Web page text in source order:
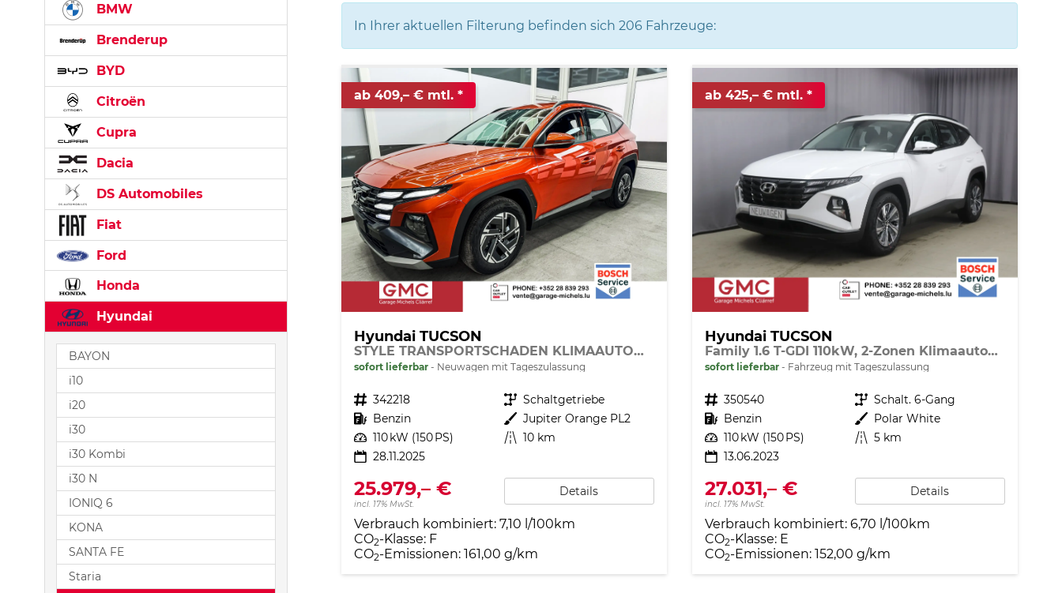
In Ihrer aktuellen Filterung befinden sich 206Fahrzeuge:
ab 409,– € mtl.
Hyundai TUCSON
STYLE TRANSPORTSCHADEN KLIMAAUTOMATIK TOTWINKEL NAVI SHZ RFK PDC
sofort lieferbar Neuwagen mit Tageszulassung
Fahrzeugnr. 342218 Getriebe Schaltgetriebe
Kraftstoff Benzin Außenfarbe Jupiter Orange PL2
Leistung 110 kW (150 PS) Kilometerstand 10 km
28.11.2025
25.979,– €
incl. 17% MwSt.
Details
Verbrauch kombiniert: 7,10 l/100km
CO2-Klasse: F
CO2-Emissionen: 161,00 g/km
ab 425,– € mtl.
Hyundai TUCSON
Family 1.6 T-GDI 110kW, 2-Zonen Klimaautomatik, Sitzheizung, AppleCarPlay&Android Auto, Freisprecheinrichtung, Radio DAB, Verkehrszeichenerkennung, Rückfahrkamera, eCall Notrufsystem, 17 Zoll Leichtmetallfelgen, uvm.
sofort lieferbar Fahrzeug mit Tageszulassung
Fahrzeugnr. 350540 Getriebe Schalt. 6-Gang
Kraftstoff Benzin Außenfarbe Polar White
Leistung 110 kW (150 PS) Kilometerstand 5 km
13.06.2023
27.031,– €
incl. 17% MwSt.
Details
Verbrauch kombiniert: 6,70 l/100km
CO2-Klasse: E
CO2-Emissionen: 152,00 g/km
BMW
Brenderup
BYD
Citroën
Cupra
Dacia
DS Automobiles
Fiat
Ford
Honda
Hyundai
BAYON
i10
i20
i30
i30 Kombi
i30 N
IONIQ 6
KONA
SANTA FE
Staria